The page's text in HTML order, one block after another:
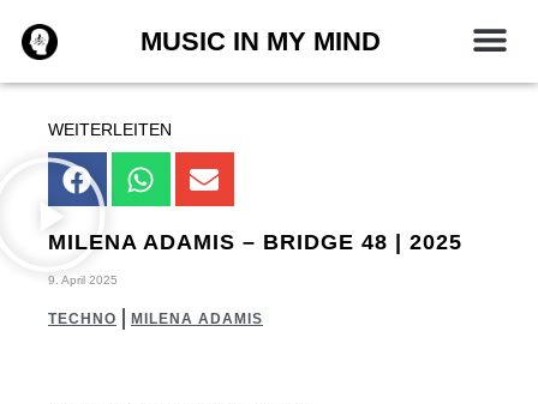
Inhalt
springen
MUSIC IN MY MIND
WEITERLEITEN
MILENA ADAMIS – BRIDGE 48 | 2025
9. April 2025
TECHNO MILENA ADAMIS